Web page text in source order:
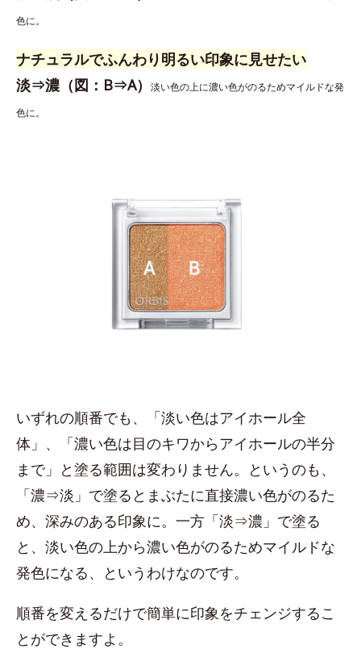
色に。
ナチュラルでふんわり明るい印象に見せたい
淡⇒濃（図：B⇒A）
淡い色の上に濃い色がのるためマイルドな発
色に。
いずれの順番でも、「淡い色はアイホール全
体」、「濃い色は目のキワからアイホールの半分
まで」と塗る範囲は変わりません。というのも、
「濃⇒淡」で塗るとまぶたに直接濃い色がのるた
め、深みのある印象に。一方「淡⇒濃」で塗る
と、淡い色の上から濃い色がのるためマイルドな
発色になる、というわけなのです。
順番を変えるだけで簡単に印象をチェンジするこ
とができますよ。